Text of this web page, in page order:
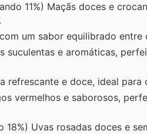
11%) Maçãs doces e
um sabor equilibrado
suculentas e aromáticas,
refrescante e doce, ideal para
vermelhos e saborosos,
Uvas rosadas doces e